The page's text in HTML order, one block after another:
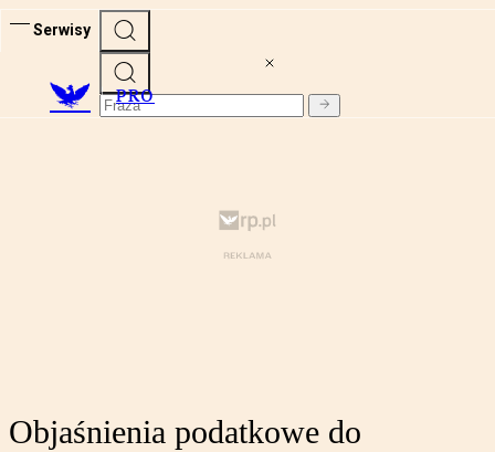
Serwisy
PRO
Objaśnienia podatkowe do